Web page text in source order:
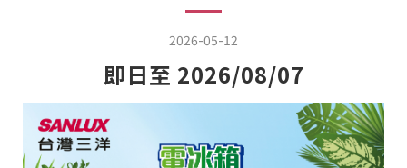
2026-05-12
即日至 2026/08/07